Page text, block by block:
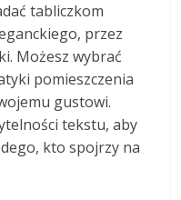
tabliczkom
przez
Możesz wybrać
pomieszczenia
gustowi.
tekstu, aby
kto spojrzy na